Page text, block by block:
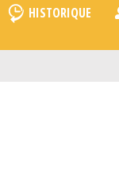
HISTORIQUE